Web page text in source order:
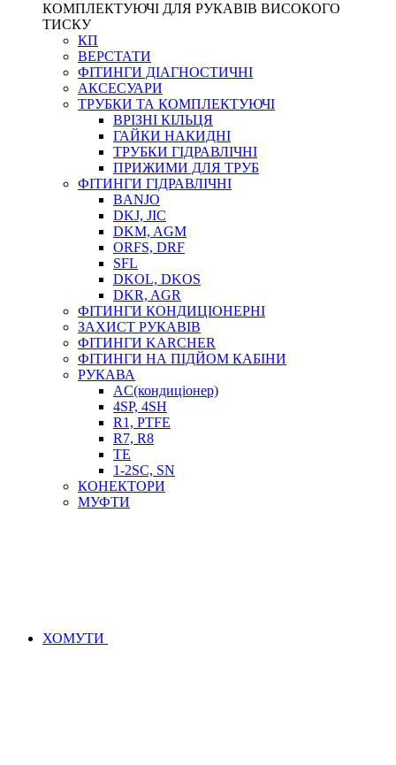
КОМПЛЕКТУЮЧІ ДЛЯ РУКАВІВ ВИСОКОГО
ТИСКУ
КП
ВЕРСТАТИ
ФІТИНГИ ДІАГНОСТИЧНІ
АКСЕСУАРИ
ТРУБКИ ТА КОМПЛЕКТУЮЧІ
ВРІЗНІ КІЛЬЦЯ
ГАЙКИ НАКИДНІ
ТРУБКИ ГІДРАВЛІЧНІ
ПРИЖИМИ ДЛЯ ТРУБ
ФІТИНГИ ГІДРАВЛІЧНІ
BANJO
DKJ, JIC
DKM, AGM
ORFS, DRF
SFL
DKOL, DKOS
DKR, AGR
ФІТИНГИ КОНДИЦІОНЕРНІ
ЗАХИСТ РУКАВІВ
ФІТИНГИ KARCHER
ФІТИНГИ НА ПІДЙОМ КАБІНИ
РУКАВА
AC(кондиціонер)
4SP, 4SH
R1, PTFE
R7, R8
TE
1-2SC, SN
КОНЕКТОРИ
МУФТИ
ХОМУТИ